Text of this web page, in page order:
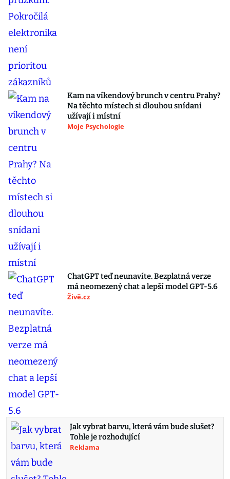
Kam na víkendový brunch v centru Prahy?
Na těchto místech si dlouhou snídani
užívají i místní
Moje Psychologie
ChatGPT teď neunavíte. Bezplatná verze
má neomezený chat a lepší model GPT-5.6
Živě.cz
Jak vybrat barvu, která vám bude slušet?
Tohle je rozhodující
Reklama